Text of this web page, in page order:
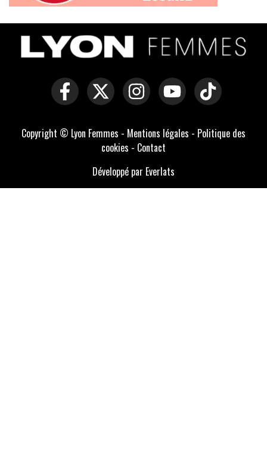
Copyright © Lyon Femmes - Mentions légales - Politique des
cookies - Contact
Développé par Everlats